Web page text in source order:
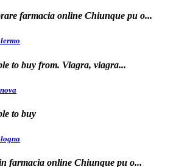
farmacia online Chiunque pu o...
to buy from. Viagra, viagra...
to buy
farmacia online Chiunque pu o...